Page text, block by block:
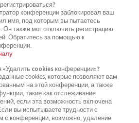
конференции заблокировал ваш
имя, под которым вы пытаетесь
Он также мог отключить регистрацию
Обратитесь за помощью к
cookies конференции»?
cookies, которые позволяют вам
на этой конференции, а также
такие как отслеживание
если эта возможность включена
вы испытываете трудности с
с конференции, возможно, удаление